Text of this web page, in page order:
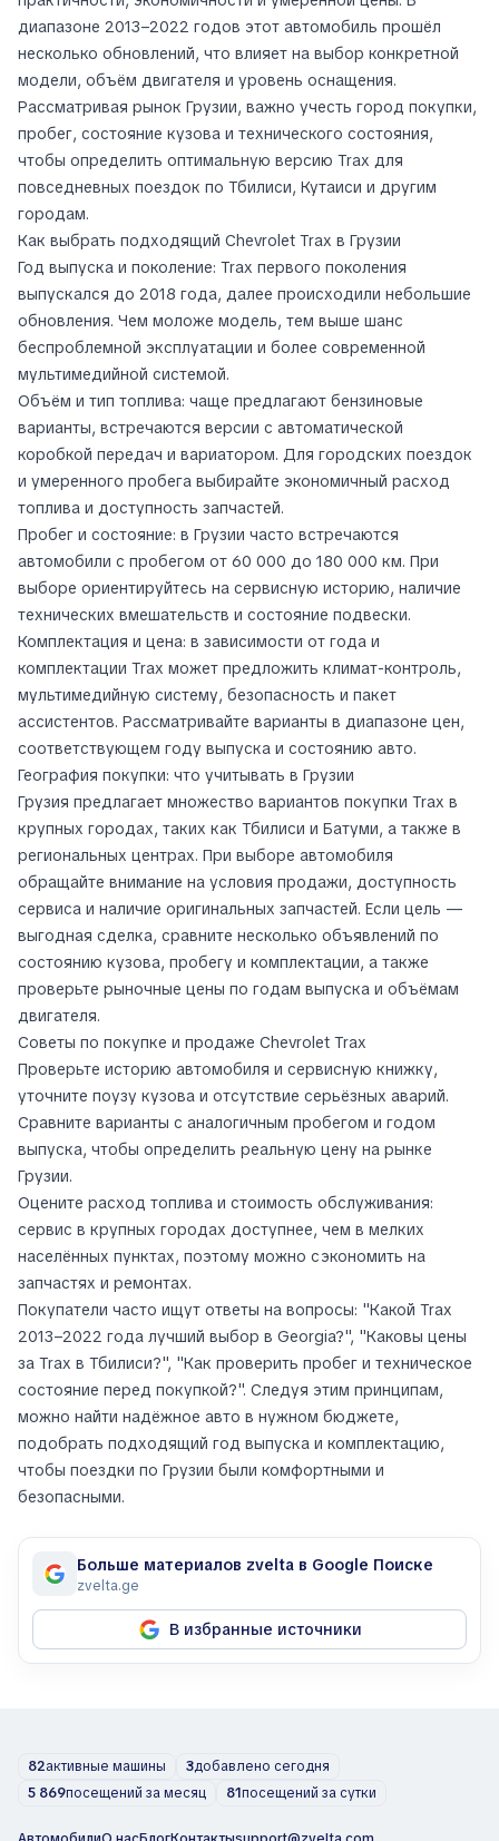
диапазоне 2013–2022 годов этот автомобиль прошёл
несколько обновлений, что влияет на выбор конкретной
модели, объём двигателя и уровень оснащения.
Рассматривая рынок Грузии, важно учесть город покупки,
пробег, состояние кузова и технического состояния,
чтобы определить оптимальную версию Trax для
повседневных поездок по Тбилиси, Кутаиси и другим
городам.
Как выбрать подходящий Chevrolet Trax в Грузии
Год выпуска и поколение: Trax первого поколения
выпускался до 2018 года, далее происходили небольшие
обновления. Чем моложе модель, тем выше шанс
беспроблемной эксплуатации и более современной
мультимедийной системой.
Объём и тип топлива: чаще предлагают бензиновые
варианты, встречаются версии с автоматической
коробкой передач и вариатором. Для городских поездок
и умеренного пробега выбирайте экономичный расход
топлива и доступность запчастей.
Пробег и состояние: в Грузии часто встречаются
автомобили с пробегом от 60 000 до 180 000 км. При
выборе ориентируйтесь на сервисную историю, наличие
технических вмешательств и состояние подвески.
Комплектация и цена: в зависимости от года и
комплектации Trax может предложить климат-контроль,
мультимедийную систему, безопасность и пакет
ассистентов. Рассматривайте варианты в диапазоне цен,
соответствующем году выпуска и состоянию авто.
География покупки: что учитывать в Грузии
Грузия предлагает множество вариантов покупки Trax в
крупных городах, таких как Тбилиси и Батуми, а также в
региональных центрах. При выборе автомобиля
обращайте внимание на условия продажи, доступность
сервиса и наличие оригинальных запчастей. Если цель —
выгодная сделка, сравните несколько объявлений по
состоянию кузова, пробегу и комплектации, а также
проверьте рыночные цены по годам выпуска и объёмам
двигателя.
Советы по покупке и продаже Chevrolet Trax
Проверьте историю автомобиля и сервисную книжку,
уточните поузу кузова и отсутствие серьёзных аварий.
Сравните варианты с аналогичным пробегом и годом
выпуска, чтобы определить реальную цену на рынке
Грузии.
Оцените расход топлива и стоимость обслуживания:
сервис в крупных городах доступнее, чем в мелких
населённых пунктах, поэтому можно сэкономить на
запчастях и ремонтах.
Покупатели часто ищут ответы на вопросы: "Какой Trax
2013–2022 года лучший выбор в Georgia?", "Каковы цены
за Trax в Тбилиси?", "Как проверить пробег и техническое
состояние перед покупкой?". Следуя этим принципам,
можно найти надёжное авто в нужном бюджете,
подобрать подходящий год выпуска и комплектацию,
чтобы поездки по Грузии были комфортными и
безопасными.
Больше материалов zvelta в Google Поиске
zvelta.ge
В избранные источники
82активные машины 3добавлено сегодня
5 869посещений за месяц 81посещений за сутки